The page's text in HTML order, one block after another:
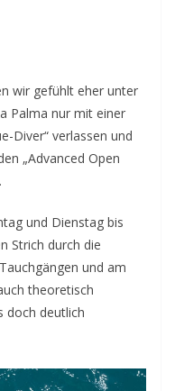
wir gefühlt eher unter
Palma nur mit einer
Diver“ verlassen und
„Advanced Open
und Dienstag bis
Strich durch die
und am
theoretisch
doch deutlich